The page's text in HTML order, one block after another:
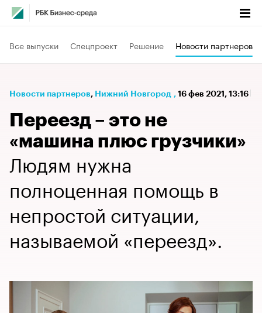
Все выпуски Спецпроект Решение Новости партнеров
Новости партнеров⁠, Нижний Новгород , 16 фев 2021, 13:16
Переезд – это не
«машина плюс грузчики»
Людям нужна
полноценная помощь в
непростой ситуации,
называемой «переезд».